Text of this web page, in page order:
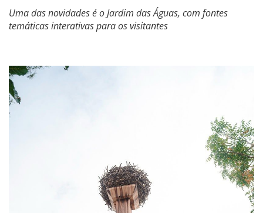
Uma das novidades é o Jardim das Águas, com fontes
temáticas interativas para os visitantes